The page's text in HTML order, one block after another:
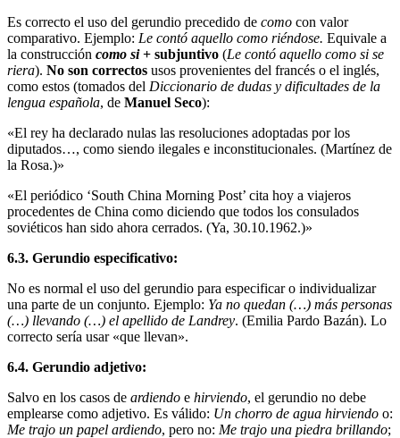
Es correcto el uso del gerundio precedido de como con valor
comparativo. Ejemplo: Le contó aquello como riéndose. Equivale a
la construcción como si + subjuntivo (Le contó aquello como si se
riera). No son correctos usos provenientes del francés o el inglés,
como estos (tomados del Diccionario de dudas y dificultades de la
lengua española, de Manuel Seco):
«El rey ha declarado nulas las resoluciones adoptadas por los
diputados…, como siendo ilega­les e inconstitucionales. (Martínez de
la Rosa.)»
«El periódico ‘South China Morning Post’ cita hoy a viajeros
procedentes de China como di­ciendo que todos los consulados
soviéticos han sido ahora cerrados. (Ya, 30.10.1962.)»
6.3. Gerundio especificativo:
No es normal el uso del gerundio para especificar o individualizar
una parte de un conjunto. Ejemplo: Ya no quedan (…) más personas
(…) llevando (…) el apellido de Landrey. (Emilia Pardo Bazán). Lo
correcto sería usar «que llevan».
6.4. Gerundio adjetivo:
Salvo en los casos de ardiendo e hirviendo, el gerundio no debe
emplearse como adjetivo. Es vá­lido: Un chorro de agua hirviendo o:
Me trajo un papel ardiendo, pero no: Me trajo una piedra brillando;